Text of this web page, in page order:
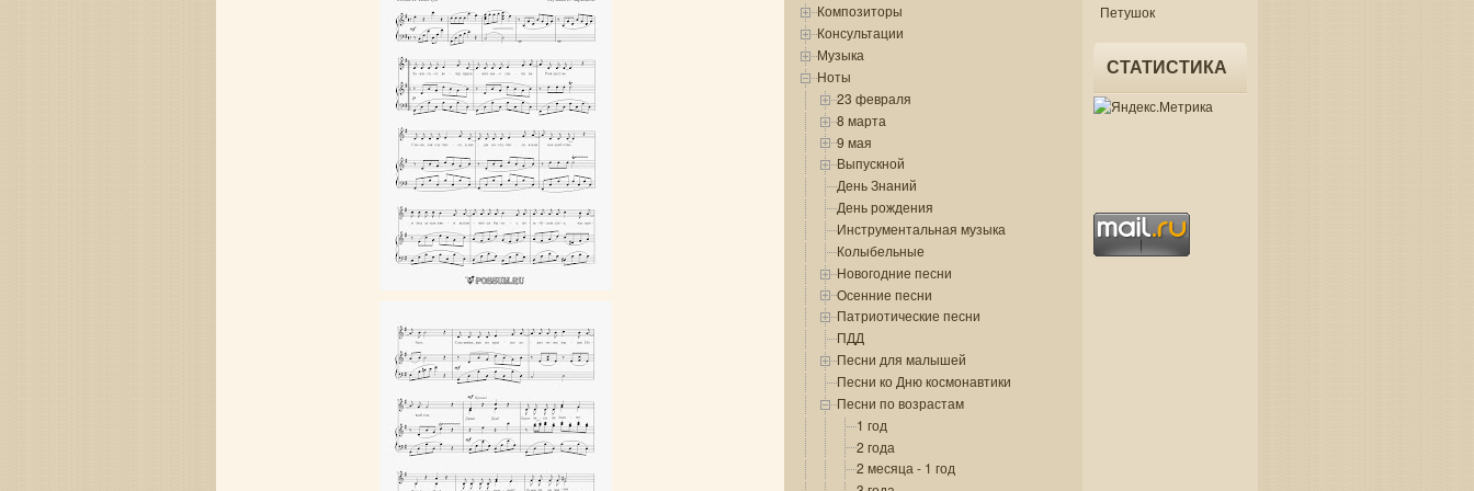
Композиторы
Консультации
Музыка
Ноты
23 февраля
8 марта
9 мая
Выпускной
День Знаний
День рождения
Инструментальная музыка
Колыбельные
Новогодние песни
Осенние песни
Патриотические песни
ПДД
Песни для малышей
Песни ко Дню космонавтики
Песни по возрастам
1 год
2 года
2 месяца - 1 год
Петушок
СТАТИСТИКА